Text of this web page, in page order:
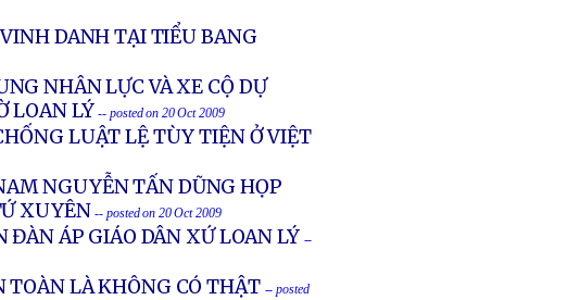
DANH TẠI TIỂU BANG
NHÂN LỰC VÀ XE CỘ DỰ
LOAN LÝ -- posted on 20 Oct 2009
LUẬT LỆ TÙY TIỆN Ở VIỆT
NGUYỄN TẤN DŨNG HỌP
XUYÊN -- posted on 20 Oct 2009
ĐÀN ÁP GIÁO DÂN XỨ LOAN LÝ --
LÀ KHÔNG CÓ THẬT -- posted